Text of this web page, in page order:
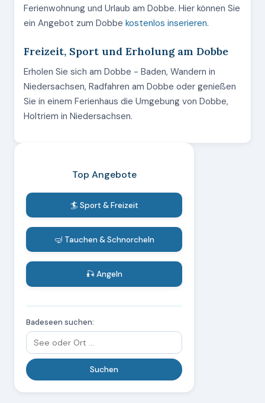
Ferienwohnung und Urlaub am Dobbe. Hier können Sie
ein Angebot zum Dobbe kostenlos inserieren.
Freizeit, Sport und Erholung am Dobbe
Erholen Sie sich am Dobbe - Baden, Wandern in
Niedersachsen, Radfahren am Dobbe oder genießen
Sie in einem Ferienhaus die Umgebung von Dobbe,
Holtriem in Niedersachsen.
Top Angebote
🏄 Sport & Freizeit
🤿 Tauchen & Schnorcheln
🎣 Angeln
Badeseen suchen: